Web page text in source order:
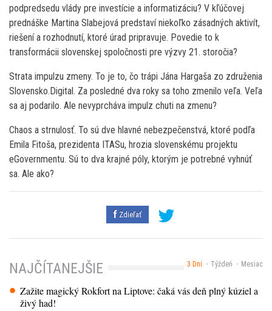
podpredsedu vlády pre investície a informatizáciu? V kľúčovej
prednáške Martina Slabejová predstaví niekoľko zásadných aktivít,
riešení a rozhodnutí, ktoré úrad pripravuje. Povedie to k
transformácii slovenskej spoločnosti pre výzvy 21. storočia?
Strata impulzu zmeny. To je to, čo trápi Jána Hargaša zo združenia
Slovensko.Digital. Za posledné dva roky sa toho zmenilo veľa. Veľa
sa aj podarilo. Ale nevyprcháva impulz chuti na zmenu?
Chaos a strnulosť. To sú dve hlavné nebezpečenstvá, ktoré podľa
Emila Fitoša, prezidenta ITASu, hrozia slovenskému projektu
eGovernmentu. Sú to dva krajné póly, ktorým je potrebné vyhnúť
sa. Ale ako?
Zdieľať
3 Dni Týždeň Mesiac
NAJČÍTANEJŠIE
Zažite magický Rokfort na Liptove: čaká vás deň plný kúziel a
živý had!